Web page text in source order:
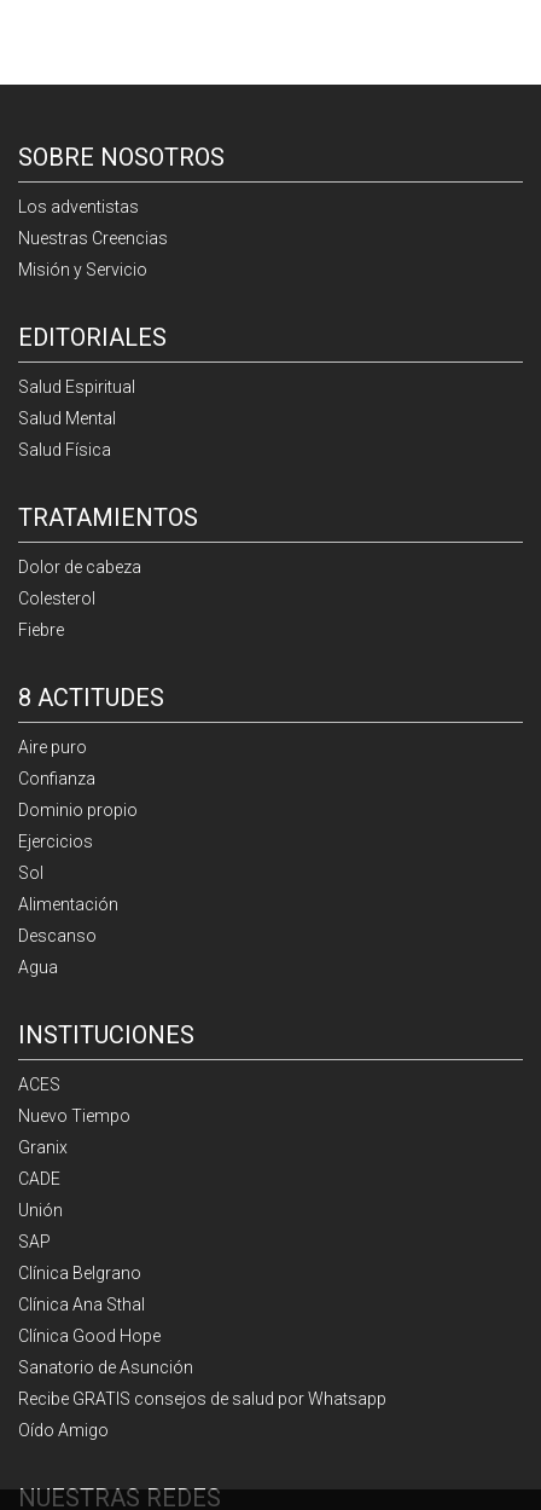
SOBRE NOSOTROS
Los adventistas
Nuestras Creencias
Misión y Servicio
EDITORIALES
Salud Espiritual
Salud Mental
Salud Física
TRATAMIENTOS
Dolor de cabeza
Colesterol
Fiebre
8 ACTITUDES
Aire puro
Confianza
Dominio propio
Ejercicios
Sol
Alimentación
Descanso
Agua
INSTITUCIONES
ACES
Nuevo Tiempo
Granix
CADE
Unión
SAP
Clínica Belgrano
Clínica Ana Sthal
Clínica Good Hope
Sanatorio de Asunción
Recibe GRATIS consejos de salud por Whatsapp
Oído Amigo
NUESTRAS REDES